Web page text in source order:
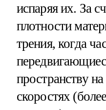
испаряя их. За
плотности
трения, когда
пространству
скоростях